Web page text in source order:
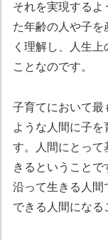
それを実現するよ
た年齢の人や子を
く理解し、人生
ことなのです。
子育てにおいて最
ような人間に子
す。人間にとって
きるということ
沿って生きる人間
できる人間になる